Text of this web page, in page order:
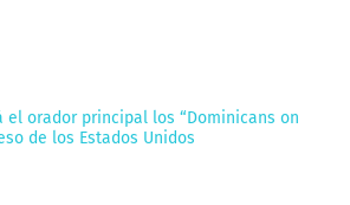
el orador principal los “Dominicans on
de los Estados Unidos